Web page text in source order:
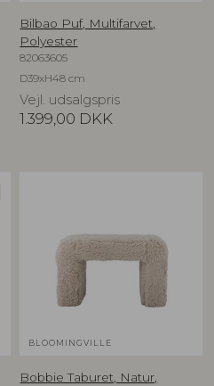
Bilbao Puf, Multifarvet,
Polyester
82063605
D39xH48 cm
Vejl. udsalgspris
1.399,00 DKK
BLOOMINGVILLE
Bobbie Taburet, Natur,